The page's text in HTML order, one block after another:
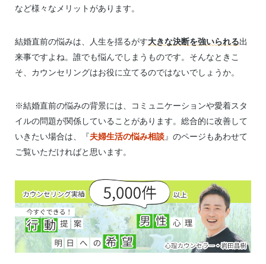
など様々なメリットがあります。
結婚直前の悩みは、人生を揺るがす大きな決断を強いられる出
来事ですよね。誰でも悩んでしまうものです。そんなときこ
そ、カウンセリングはお役に立てるのではないでしょうか。
※結婚直前の悩みの背景には、コミュニケーションや愛着スタ
イルの問題が関係していることがあります。総合的に改善して
いきたい場合は、『夫婦生活の悩み相談』のページもあわせて
ご覧いただければと思います。